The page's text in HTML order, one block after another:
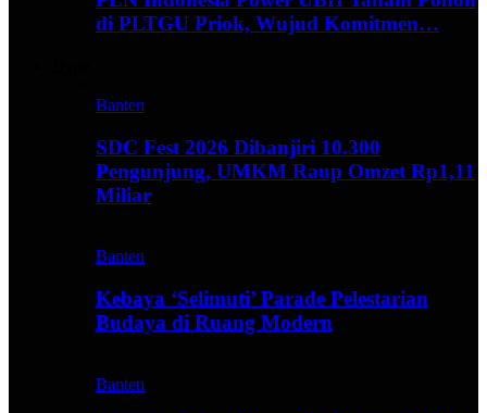
di PLTGU Priok, Wujud Komitmen…
Banten
SDC Fest 2026 Dibanjiri 10.300
Pengunjung, UMKM Raup Omzet Rp1,11
Miliar
Banten
Kebaya ‘Selimuti’ Parade Pelestarian
Budaya di Ruang Modern
Banten